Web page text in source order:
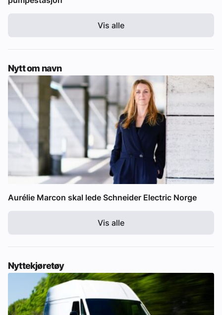
Vis alle
Nytt om navn
Aurélie Marcon skal lede Schneider Electric Norge
Vis alle
Nyttekjøretøy